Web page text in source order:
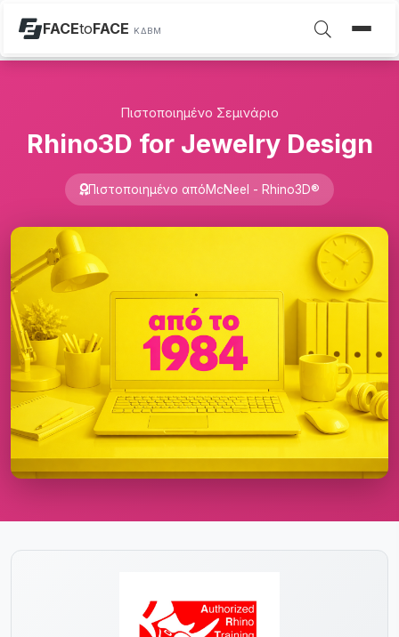
FACEtoFACE ΚΔΒΜ
Πιστοποιημένο Σεμινάριο
Rhino3D for Jewelry Design
Πιστοποιημένο απόMcNeel - Rhino3D®